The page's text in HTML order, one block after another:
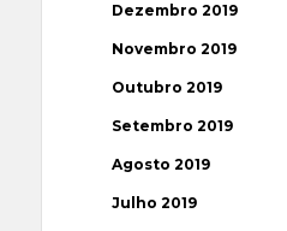
Dezembro 2019
Novembro 2019
Outubro 2019
Setembro 2019
Agosto 2019
Julho 2019